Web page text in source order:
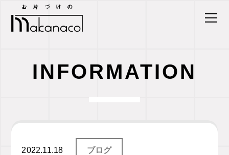
INFORMATION
2022.11.18 ブログ